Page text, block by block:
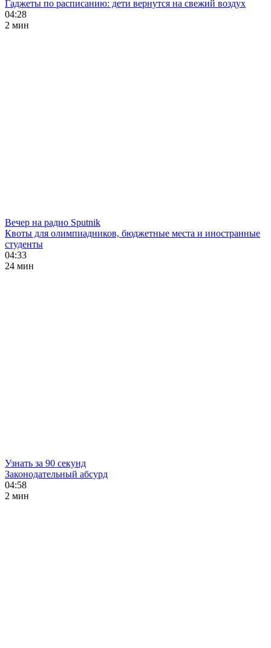
Гаджеты по расписанию: дети вернутся на свежий воздух
04:28
2 мин
Вечер на радио Sputnik
Квоты для олимпиадников, бюджетные места и иностранные
студенты
04:33
24 мин
Узнать за 90 секунд
Законодательный абсурд
04:58
2 мин